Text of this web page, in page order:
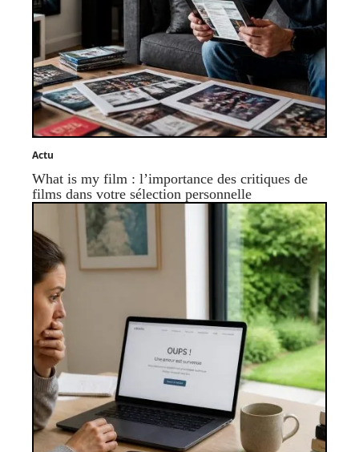
Actu
What is my film : l’importance des critiques de
films dans votre sélection personnelle